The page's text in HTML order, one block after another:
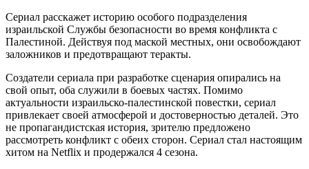
Сериал расскажет историю особого подразделения
израильской Службы безопасности во время конфликта с
Палестиной. Действуя под маской местных, они освобождают
заложников и предотвращают теракты.
Создатели сериала при разработке сценария опирались на
свой опыт, оба служили в боевых частях. Помимо
актуальности израильско-палестинской повестки, сериал
привлекает своей атмосферой и достоверностью деталей. Это
не пропагандистская история, зрителю предложено
рассмотреть конфликт с обеих сторон. Сериал стал настоящим
хитом на Netflix и продержался 4 сезона.